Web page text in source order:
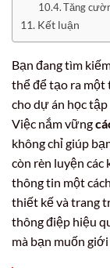
Tăng
Kết luận
Bạn đang tìm
thể để tạo ra một
cho dự án học
Việc nắm vững
không chỉ giúp
còn rèn luyện
thông tin một
thiết kế và trang
thông điệp hiệu
mà bạn muốn